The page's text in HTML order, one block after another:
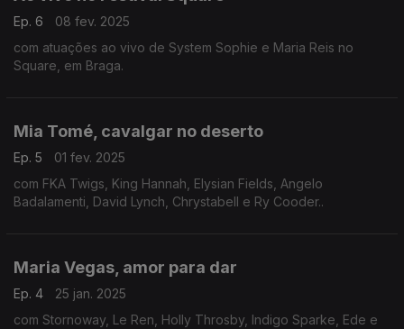
Ep. 6
08 fev. 2025
com atuações ao vivo de System Sophie e Maria Reis no
Square, em Braga.
Mia Tomé, cavalgar no deserto
Ep. 5
01 fev. 2025
com FKA Twigs, King Hannah, Elysian Fields, Angelo
Badalamenti, David Lynch, Chrystabell e Ry Cooder..
Maria Vegas, amor para dar
Ep. 4
25 jan. 2025
com Stornoway, Le Ren, Holly Throsby, Indigo Sparke, Ede e